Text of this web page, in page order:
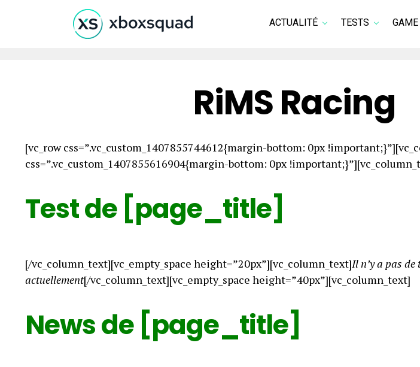
ACTUALITÉ TESTS
RiMS Racing
[vc_row css=”.vc_custom_1407855744612{margin-bottom: 0px
css=”.vc_custom_1407855616904{margin-bottom: 0px
Test de [page_title]
[/vc_column_text][vc_empty_space height=”20px”][vc_column_text]Il n’y a pas
actuellement[/vc_column_text][vc_empty_space height=”40px”][vc_column_text]
News de [page_title]